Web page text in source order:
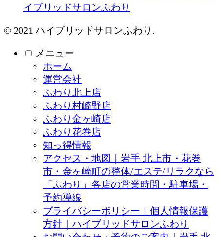
イブリッドサロンふわり
© 2021 ハイブリッドサロンふわり.
メニュー
ホーム
運営会社
ふわり北上店
ふわり村崎野店
ふわり金ヶ崎店
ふわり花巻店
知っ得情報
アクセス・地図｜岩手 北上市・花巻
市・金ヶ崎町の整体/エステ/リラクなら
「ふわり」各店の営業時間・駐車場・
予約導線
プライバシーポリシー｜個人情報保護
方針｜ハイブリッドサロンふわり